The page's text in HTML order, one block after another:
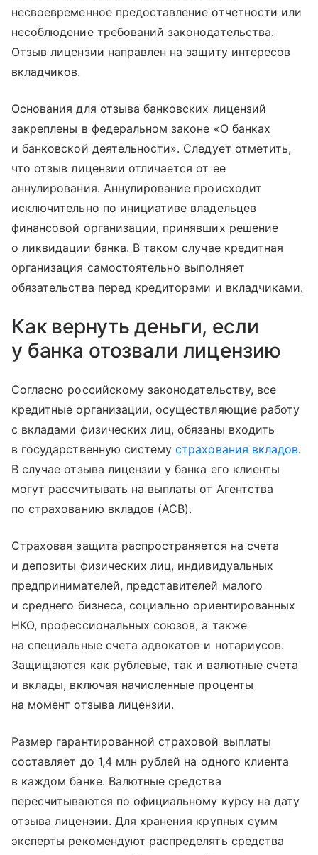
несвоевременное предоставление отчетности или
несоблюдение требований законодательства.
Отзыв лицензии направлен на защиту интересов
вкладчиков.
Основания для отзыва банковских лицензий
закреплены в федеральном законе «О банках
и банковской деятельности». Следует отметить,
что отзыв лицензии отличается от ее
аннулирования. Аннулирование происходит
исключительно по инициативе владельцев
финансовой организации, принявших решение
о ликвидации банка. В таком случае кредитная
организация самостоятельно выполняет
обязательства перед кредиторами и вкладчиками.
Как вернуть деньги, если
у банка отозвали лицензию
Согласно российскому законодательству, все
кредитные организации, осуществляющие работу
с вкладами физических лиц, обязаны входить
в государственную системустрахования вкладов.
В случае отзыва лицензии у банка его клиенты
могут рассчитывать на выплаты от Агентства
по страхованию вкладов (АСВ).
Страховая защита распространяется на счета
и депозиты физических лиц, индивидуальных
предпринимателей, представителей малого
и среднего бизнеса, социально ориентированных
НКО, профессиональных союзов, а также
на специальные счета адвокатов и нотариусов.
Защищаются как рублевые, так и валютные счета
и вклады, включая начисленные проценты
на момент отзыва лицензии.
Размер гарантированной страховой выплаты
составляет до 1,4 млн рублей на одного клиента
в каждом банке. Валютные средства
пересчитываются по официальному курсу на дату
отзыва лицензии. Для хранения крупных сумм
эксперты рекомендуют распределять средства